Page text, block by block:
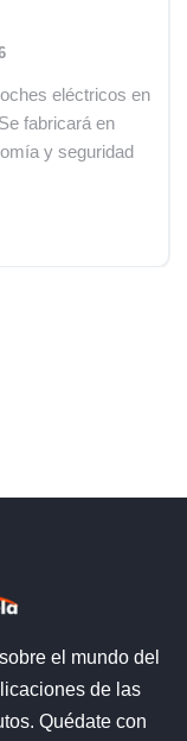
eléctricos en
fabricará en
y seguridad
el mundo del
de las
Quédate con